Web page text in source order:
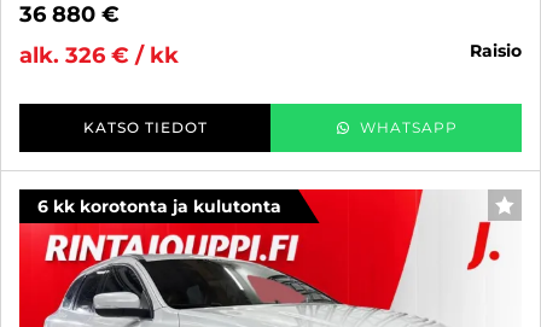
36 880 €
alk. 326 € / kk
raisio
KATSO TIEDOT WHATSAPP
6 kk korotonta ja kulutonta